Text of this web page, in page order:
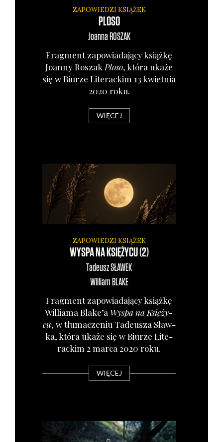
ZAPOWIEDZI KSIĄŻEK
PLOSO
Joanna ROSZAK
Frag­ment zapo­wia­da­ją­cy książ­kę
Joan­ny Roszak Plo­so, któ­ra uka­że
się w Biu­rze Lite­rac­kim 13 kwiet­nia
2020 roku.
WIĘCEJ
ZAPOWIEDZI KSIĄŻEK
WYSPA NA KSIĘŻYCU (2)
TadeuszSŁAWEK
William BLAKE
Frag­ment zapo­wia­da­ją­cy książ­kę
Wil­lia­ma Blake’a Wyspa na Księ­ży­
cu, w tłu­ma­cze­niu Tade­usza Sław­
ka, któ­ra uka­że się w Biu­rze Lite­
rac­kim 2 mar­ca 2020 roku.
WIĘCEJ